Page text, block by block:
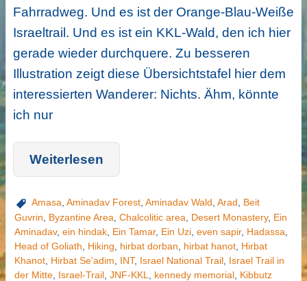
Fahrradweg. Und es ist der Orange-Blau-Weiße
Israeltrail. Und es ist ein KKL-Wald, den ich hier
gerade wieder durchquere. Zu besseren
Illustration zeigt diese Übersichtstafel hier dem
interessierten Wanderer: Nichts. Ähm, könnte
ich nur
Weiterlesen
Amasa Aminadav Forest, Aminadav Wald Arad
Beit
Guvrin
Byzantine Area Chalcolitic area Desert Monastery, Ein
Aminadav, ein hindak, Ein Tamar, Ein Uzi, even sapir, Hadassa
Head of Goliath
Hiking hirbat dorban hirbat hanot, Hirbat
Khanot, Hirbat Se'adim INT, Israel National Trail, Israel Trail in
der Mitte, Israel-Trail, JNF-KKL kennedy memorial, Kibbutz